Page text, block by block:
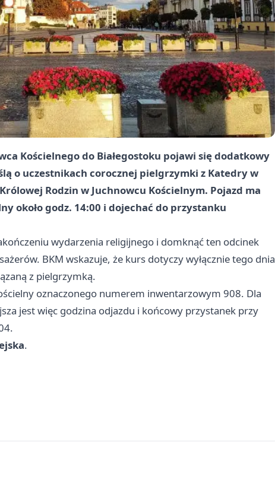
Kościelnego do Białegostoku pojawi się dodatkowy
o uczestnikach corocznej pielgrzymki z Katedry w
Rodzin w Juchnowcu Kościelnym. Pojazd ma
około godz. 14:00 i dojechać do przystanku
wydarzenia religijnego i domknąć ten odcinek
BKM wskazuje, że kurs dotyczy wyłącznie tego dnia
z pielgrzymką.
oznaczonego numerem inwentarzowym 908. Dla
jest więc godzina odjazdu i końcowy przystanek przy
.